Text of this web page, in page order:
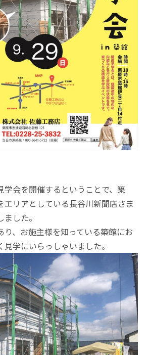
学会を開催するということで、築
エリアとしている長谷川新聞店さま
した。
り、お施主様を知っている築館にお
学にいらっしゃいました。